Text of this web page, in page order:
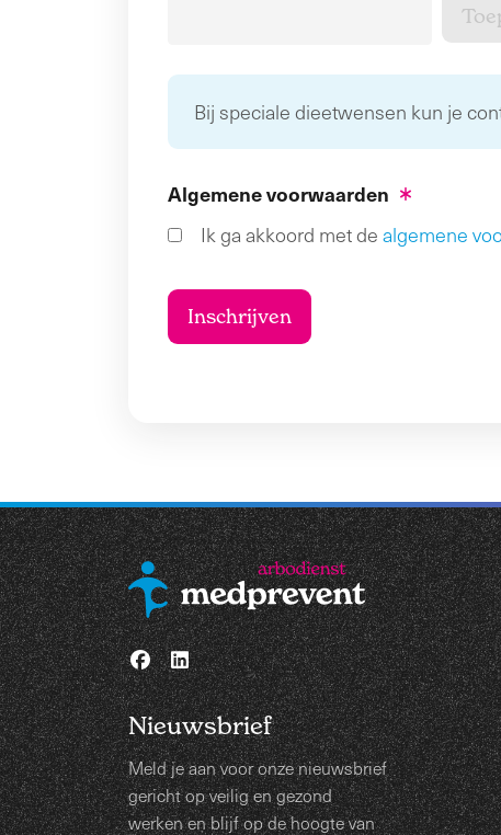
Bij speciale dieetwensen kun je
Algemene voorwaarden
Ik ga akkoord met de algemene
Nieuwsbrief
Meld je aan voor onze nieuwsbrief
gericht op veilig en gezond
werken en blijf op de hoogte van